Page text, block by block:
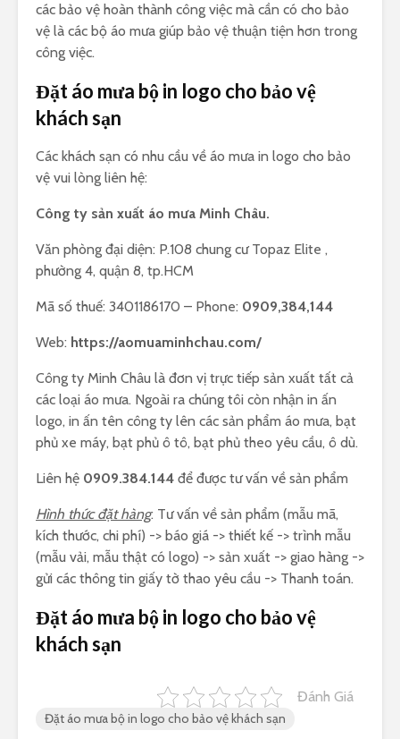
các bảo vệ hoàn thành công việc mà cần có cho bảo
vệ là các bộ áo mưa giúp bảo vệ thuận tiện hơn trong
công việc.
Đặt áo mưa bộ in logo cho bảo vệ
khách sạn
Các khách sạn có nhu cầu về áo mưa in logo cho bảo
vệ vui lòng liên hệ:
Công ty sản xuất áo mưa Minh Châu.
Văn phòng đại diện: P.108 chung cư Topaz Elite ,
phường 4, quận 8, tp.HCM
Mã số thuế: 3401186170 – Phone: 0909,384,144
Web: https://aomuaminhchau.com/
Công ty Minh Châu là đơn vị trực tiếp sản xuất tất cả
các loại áo mưa. Ngoài ra chúng tôi còn nhận in ấn
logo, in ấn tên công ty lên các sản phẩm áo mưa, bạt
phủ xe máy, bạt phủ ô tô, bạt phủ theo yêu cầu, ô dù.
Liên hệ 0909.384.144 để được tư vấn về sản phẩm
Hình thức đặt hàng: Tư vấn về sản phẩm (mẫu mã,
kích thước, chi phí) -> báo giá -> thiết kế -> trình mẫu
(mẫu vải, mẫu thật có logo) -> sản xuất -> giao hàng ->
gửi các thông tin giấy tờ thao yêu cầu -> Thanh toán.
Đặt áo mưa bộ in logo cho bảo vệ
khách sạn
Đánh Giá
Đặt áo mưa bộ in logo cho bảo vệ khách sạn